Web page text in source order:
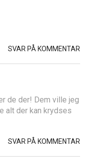
SVAR PÅ KOMMENTAR
de der! Dem ville jeg
alt der kan krydses
SVAR PÅ KOMMENTAR